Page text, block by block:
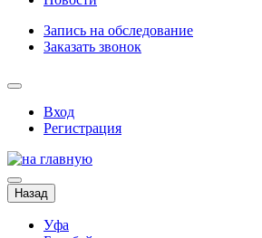
Запись на обследование
Заказать звонок
Вход
Регистрация
Назад
Уфа